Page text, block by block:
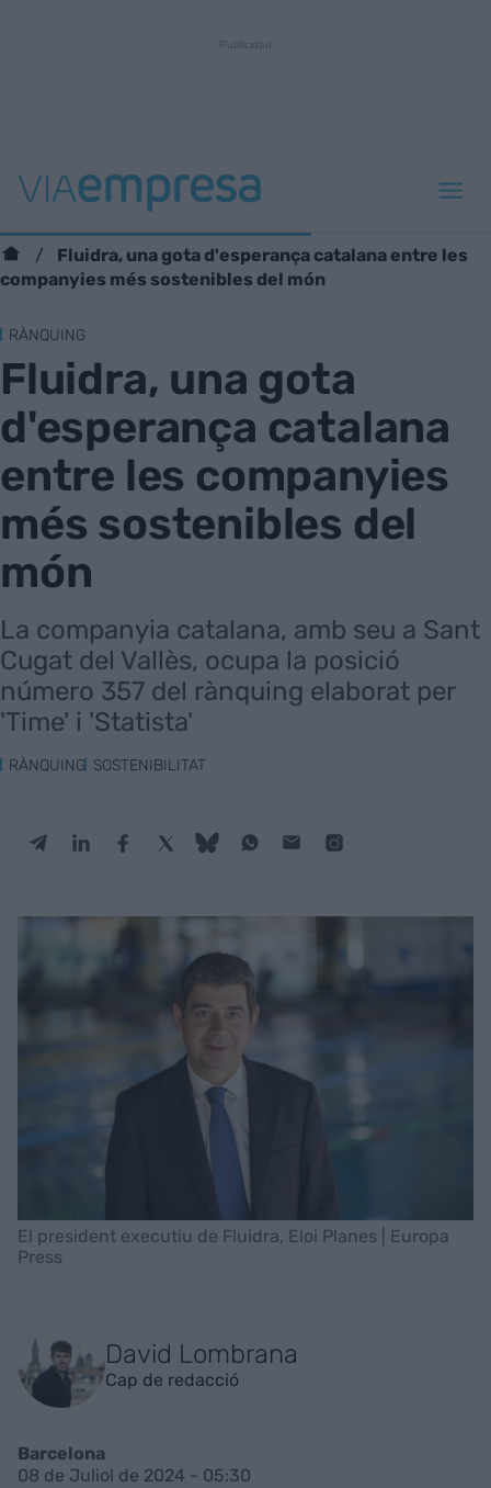
Fluidra, una gota d'esperança catalana entre les
companyies més sostenibles del món
RÀNQUING
Fluidra, una gota
d'esperança catalana
entre les companyies
més sostenibles del
món
La companyia catalana, amb seu a Sant
Cugat del Vallès, ocupa la posició
número 357 del rànquing elaborat per
'Time' i 'Statista'
RÀNQUING SOSTENIBILITAT
El president executiu de Fluidra, Eloi Planes | Europa
Press
David Lombrana
Cap de redacció
Barcelona
08 de Juliol de 2024 - 05:30